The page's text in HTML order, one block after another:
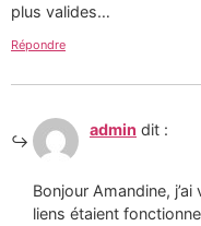
plus valides…
Répondre
admin dit :
Bonjour Amandine,
liens étaient